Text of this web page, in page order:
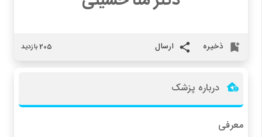
ذخیره ارسال 205 بازدید
درباره پزشک
معرفی